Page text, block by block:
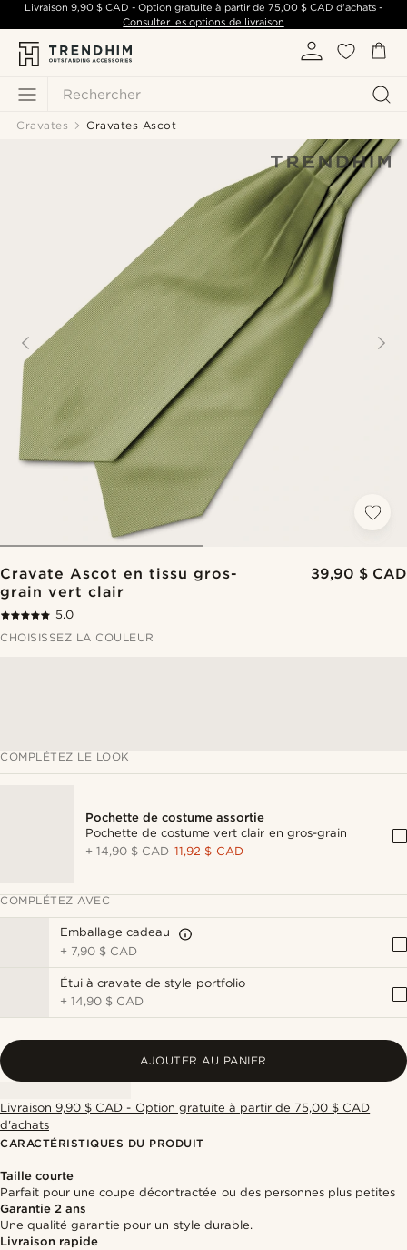
Rechercher
Livraison 9,90 $ CAD - Option gratuite à partir de 75,00 $ CAD d'achats -
Consulter les options de livraison
Cravates Cravates Ascot
Cravate Ascot en tissu gros-
grain vert clair
39,90 $ CAD
5.0
CHOISISSEZ LA COULEUR
COMPLÉTEZ LE LOOK
Pochette de costume assortie
Pochette de costume vert clair en gros-grain
+14,90 $ CAD 11,92 $ CAD
COMPLÉTEZ AVEC
Emballage cadeau
+ 7,90 $ CAD
Étui à cravate de style portfolio
+14,90 $ CAD
AJOUTER AU PANIER
Livraison 9,90 $ CAD - Option gratuite à partir de 75,00 $ CAD
d'achats
CARACTÉRISTIQUES DU PRODUIT
Taille courte
Parfait pour une coupe décontractée ou des personnes plus petites
Garantie 2 ans
Une qualité garantie pour un style durable.
Livraison rapide